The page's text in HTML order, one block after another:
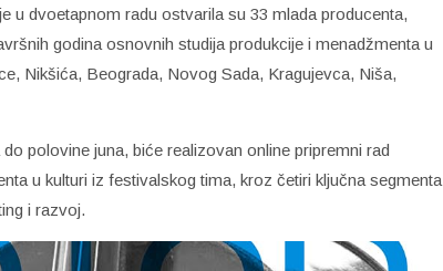
u dvoetapnom radu ostvarila su 33 mlada producenta,
godina osnovnih studija produkcije i menadžmenta u
Nikšića, Beograda, Novog Sada, Kragujevca, Niša,
polovine juna, biće realizovan online pripremni rad
u kulturi iz festivalskog tima, kroz četiri ključna segmenta
i razvoj.